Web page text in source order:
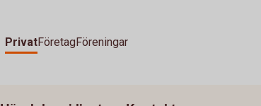
PrivatFöretagFöreningar